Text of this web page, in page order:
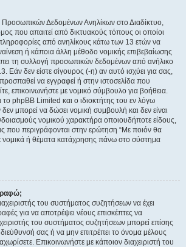
Δεδομένων Ανηλίκων στο Διαδίκτυο,
που απαιτεί από δικτυακούς τόπους οι οποίοι
από ανηλίκους κάτω των 13 ετών να
ή κάποια άλλη μέθοδο νομικής επιβεβαίωσης
τη συλλογή προσωπικών δεδομένων από ανήλικο
Εάν δεν είστε σίγουρος (-η) αν αυτό ισχύει για σας,
να εγγραφεί ή στην ιστοσελίδα που
επικοινωνήστε με νομικό σύμβουλο για βοήθεια.
phpBB Limited και ο ιδιοκτήτης του εν λόγω
μπορεί να δώσει νομική συμβουλή και δεν είναι
νομικού χαρακτήρα οποιουδήποτε είδους,
που περιγράφονται στην ερώτηση “Με ποιόν θα
νομικά ή θέματα κατάχρησης πάνω στο σύστημα
του συστήματος συζητήσεων να έχει
για να αποτρέψει νέους επισκέπτες να
του συστήματος συζητήσεων μπορεί επίσης
διεύθυνσή σας ή να μην επιτρέπει το όνομα μέλους
Επικοινωνήστε με κάποιον διαχειριστή του